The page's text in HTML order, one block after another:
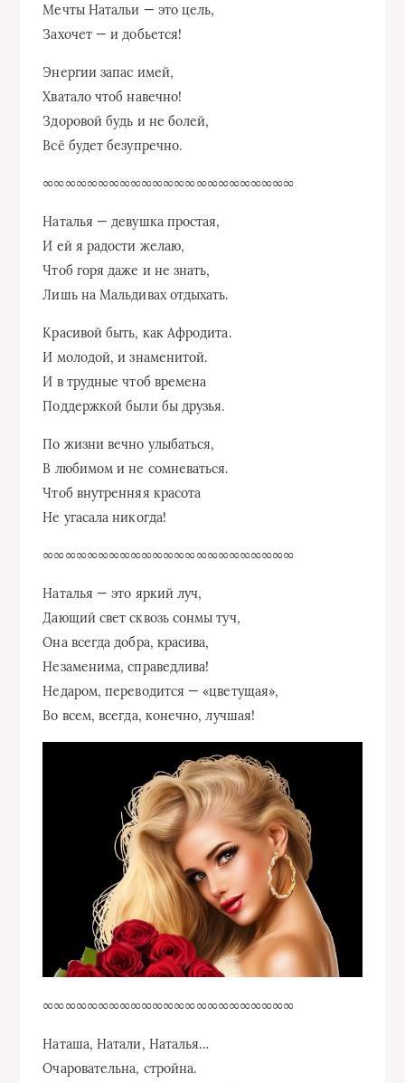
Мечты Натальи — это цель,
Захочет — и добьется!
Энергии запас имей,
Хватало чтоб навечно!
Здоровой будь и не болей,
Всё будет безупречно.
∞∞∞∞∞∞∞∞∞∞∞∞∞∞∞∞∞∞∞∞∞∞∞
Наталья — девушка простая,
И ей я радости желаю,
Чтоб горя даже и не знать,
Лишь на Мальдивах отдыхать.
Красивой быть, как Афродита.
И молодой, и знаменитой.
И в трудные чтоб времена
Поддержкой были бы друзья.
По жизни вечно улыбаться,
В любимом и не сомневаться.
Чтоб внутренняя красота
Не угасала никогда!
∞∞∞∞∞∞∞∞∞∞∞∞∞∞∞∞∞∞∞∞∞∞∞
Наталья — это яркий луч,
Дающий свет сквозь сонмы туч,
Она всегда добра, красива,
Незаменима, справедлива!
Недаром, переводится — «цветущая»,
Во всем, всегда, конечно, лучшая!
∞∞∞∞∞∞∞∞∞∞∞∞∞∞∞∞∞∞∞∞∞∞∞
Наташа, Натали, Наталья…
Очаровательна, стройна.